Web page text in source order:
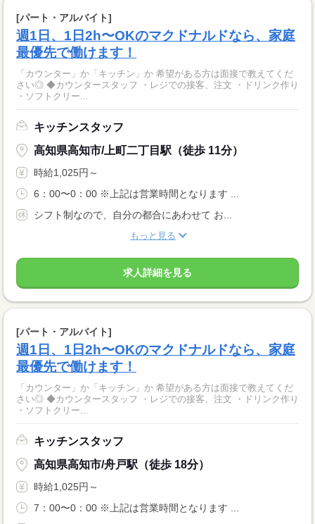
[パート・アルバイト]
週1日、1日2h〜OKのマクドナルドなら、家庭
最優先で働けます！
「カウンター」か「キッチン」か 希望がある方は面接で教えてくだ
さい◎ ◆カウンタースタッフ ・レジでの接客、注文 ・ドリンク作り
・ソフトクリー...
キッチンスタッフ
高知県高知市/上町二丁目駅（徒歩 11分）
時給1,025円～
6：00〜0：00 ※上記は営業時間となります ...
シフト制なので、自分の都合にあわせて お...
もっと見る
求人詳細を見る
[パート・アルバイト]
週1日、1日2h〜OKのマクドナルドなら、家庭
最優先で働けます！
「カウンター」か「キッチン」か 希望がある方は面接で教えてくだ
さい◎ ◆カウンタースタッフ ・レジでの接客、注文 ・ドリンク作り
・ソフトクリー...
キッチンスタッフ
高知県高知市/舟戸駅（徒歩 18分）
時給1,025円～
7：00〜0：00 ※上記は営業時間となります ...